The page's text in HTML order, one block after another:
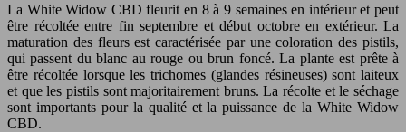
La White Widow CBD fleurit en 8 à 9 semaines en intérieur et peut
être récoltée entre fin septembre et début octobre en extérieur. La
maturation des fleurs est caractérisée par une coloration des pistils,
qui passent du blanc au rouge ou brun foncé. La plante est prête à
être récoltée lorsque les trichomes (glandes résineuses) sont laiteux
et que les pistils sont majoritairement bruns. La récolte et le séchage
sont importants pour la qualité et la puissance de la White Widow
CBD.